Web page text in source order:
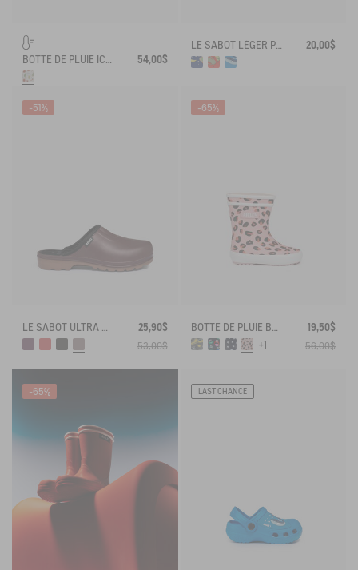
54,00$
LE SABOT LÉGER POUR ENFANT 20,00$
LE SABOT ULTRA LÉGER 25,90$
-51%
53,00$
BOTTE DE PLUIE BABY FLAC 19,50$
-65%
+1 56,00$
-65% LAST CHANCE